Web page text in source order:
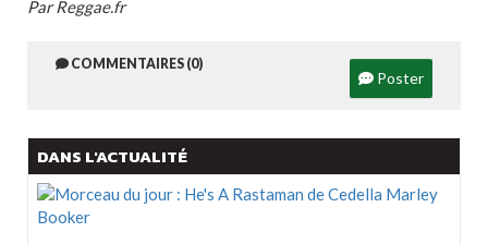
Par Reggae.fr
COMMENTAIRES (0)
Poster
DANS L'ACTUALITÉ